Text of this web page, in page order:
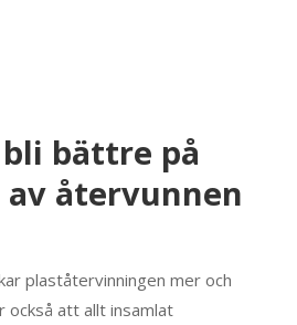
bättre på
återvunnen
plaståtervinningen mer och
också att allt insamlat